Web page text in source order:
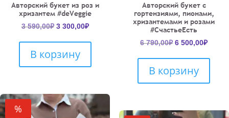
Авторский букет из роз и
хризантем #deVeggie
3 590,00₽ Первоначальная
3
590,00₽.
3 300,00₽Текущая
В корзину
Авторский букет с
гортензиями, пионами,
хризантемами и розами
#СчастьеЕсть
6 790,00₽
6
790,00₽.
6 500,00₽
В корзину
%